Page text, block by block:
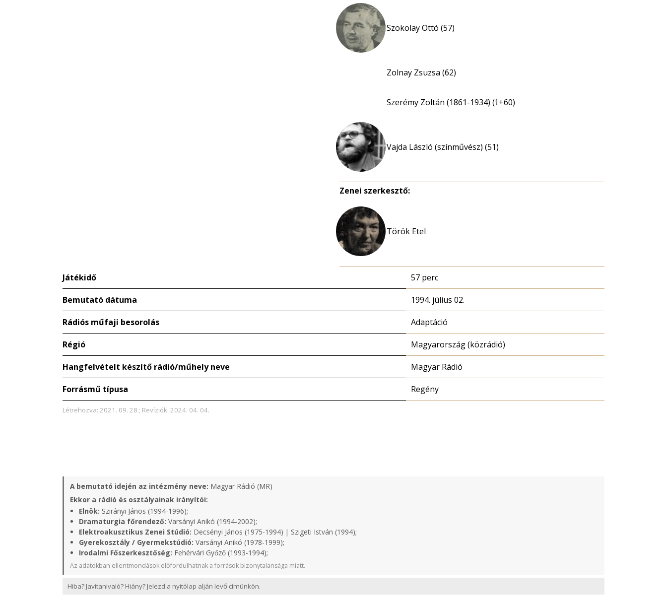
Szokolay Ottó (57)
Zolnay Zsuzsa (62)
Szerémy Zoltán (1861-1934) (†+60)
Vajda László (színművész) (51)
Zenei szerkesztő:
Török Etel
Játékidő 57 perc
Bemutató dátuma 1994. július 02.
Rádiós műfaji besorolás Adaptáció
Régió Magyarország (közrádió)
Hangfelvételt készítő rádió/műhely neve Magyar Rádió
Forrásmű típusa Regény
Létrehozva: 2021. 09. 28.; Revíziók: 2024. 04. 04.
A bemutató idején az intézmény neve: Magyar Rádió (MR)
Ekkor a rádió és osztályainak irányítói:
Elnök: Szirányi János (1994-1996);
Dramaturgia főrendező: Varsányi Anikó (1994-2002);
Elektroakusztikus Zenei Stúdió: Decsényi János (1975-1994) | Szigeti István (1994);
Gyerekosztály / Gyermekstúdió: Varsányi Anikó (1978-1999);
Irodalmi Főszerkesztőség: Fehérvári Győző (1993-1994);
Az adatokban ellentmondások előfordulhatnak a források bizonytalansága miatt.
Hiba? Javítanivaló? Hiány? Jelezd a nyitólap alján levő címünkön.